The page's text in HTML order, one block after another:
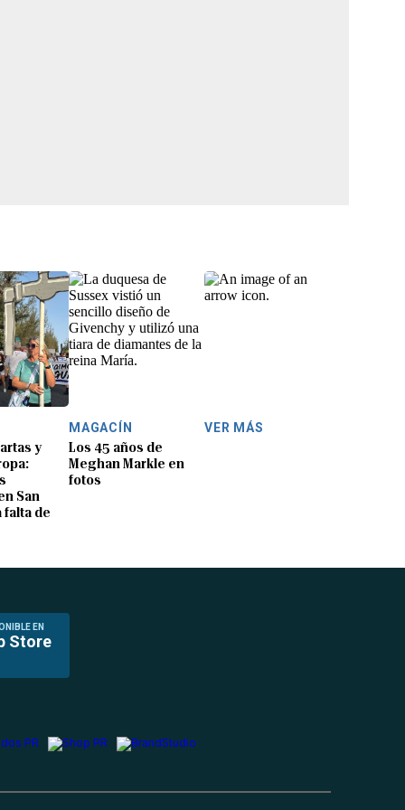
y
San
falta de
MAGACÍN
Los 45 años de
Meghan Markle en
fotos
VER MÁS
EN
Store